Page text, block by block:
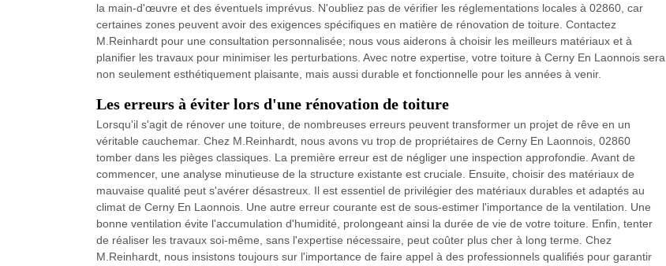
la main-d'œuvre et des éventuels imprévus. N'oubliez pas de vérifier les réglementations locales à 02860, car
certaines zones peuvent avoir des exigences spécifiques en matière de rénovation de toiture. Contactez
M.Reinhardt pour une consultation personnalisée; nous vous aiderons à choisir les meilleurs matériaux et à
planifier les travaux pour minimiser les perturbations. Avec notre expertise, votre toiture à Cerny En Laonnois sera
non seulement esthétiquement plaisante, mais aussi durable et fonctionnelle pour les années à venir.
Les erreurs à éviter lors d'une rénovation de toiture
Lorsqu'il s'agit de rénover une toiture, de nombreuses erreurs peuvent transformer un projet de rêve en un
véritable cauchemar. Chez M.Reinhardt, nous avons vu trop de propriétaires de Cerny En Laonnois, 02860
tomber dans les pièges classiques. La première erreur est de négliger une inspection approfondie. Avant de
commencer, une analyse minutieuse de la structure existante est cruciale. Ensuite, choisir des matériaux de
mauvaise qualité peut s'avérer désastreux. Il est essentiel de privilégier des matériaux durables et adaptés au
climat de Cerny En Laonnois. Une autre erreur courante est de sous-estimer l'importance de la ventilation. Une
bonne ventilation évite l'accumulation d'humidité, prolongeant ainsi la durée de vie de votre toiture. Enfin, tenter
de réaliser les travaux soi-même, sans l'expertise nécessaire, peut coûter plus cher à long terme. Chez
M.Reinhardt, nous insistons toujours sur l'importance de faire appel à des professionnels qualifiés pour garantir